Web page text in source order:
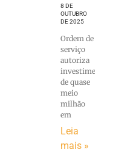
8 DE
OUTUBRO
DE 2025
Ordem de
serviço
autoriza
investimento
de quase
meio
milhão
em
Leia
mais »